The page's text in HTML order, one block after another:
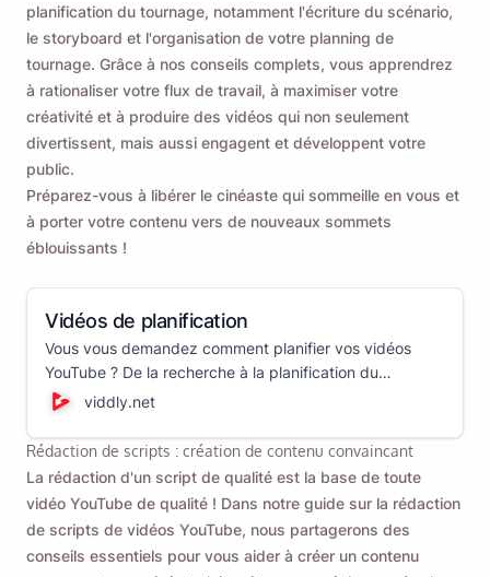
planification du tournage, notamment l'écriture du scénario,
le storyboard et l'organisation de votre planning de
tournage. Grâce à nos conseils complets, vous apprendrez
à rationaliser votre flux de travail, à maximiser votre
créativité et à produire des vidéos qui non seulement
divertissent, mais aussi engagent et développent votre
public.
Préparez-vous à libérer le cinéaste qui sommeille en vous et
à porter votre contenu vers de nouveaux sommets
éblouissants !
Vidéos de planification
Vous vous demandez comment planifier vos vidéos
YouTube ? De la recherche à la planification du
tournage, nous couvrirons ici tout ce que vous devez
viddly.net
Rédaction de scripts : création de contenu convaincant
La rédaction d'un script de qualité est la base de toute
vidéo YouTube de qualité ! Dans notre guide sur la rédaction
de scripts de vidéos YouTube, nous partagerons des
conseils essentiels pour vous aider à créer un contenu